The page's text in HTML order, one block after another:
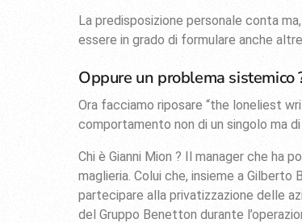
La predisposizione personale conta
essere in grado di formulare anche
Oppure un problema sistemico
Ora facciamo riposare “the loneliest
comportamento non di un singolo ma
Chi è Gianni Mion ? Il manager che
maglieria. Colui che, insieme a
partecipare alla privatizzazione delle
del Gruppo Benetton durante